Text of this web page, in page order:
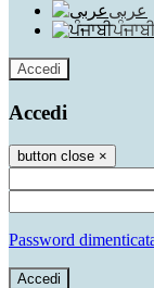
عربى
Accedi
Accedi
button close ×
Password